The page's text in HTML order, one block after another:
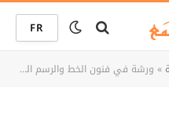
FR
» ورشة في فنون الخط والرسم العربي للأطفال ضمن فعاليات المعرض الدولي لكتاب الطفل والشباب